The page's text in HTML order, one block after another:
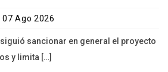
07 Ago 2026
sancionar en general el proyecto
y limita […]